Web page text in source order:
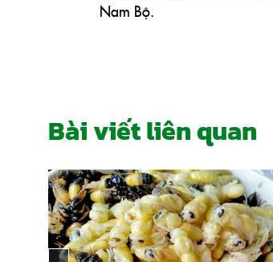
Nam Bộ.
Bài viết liên quan